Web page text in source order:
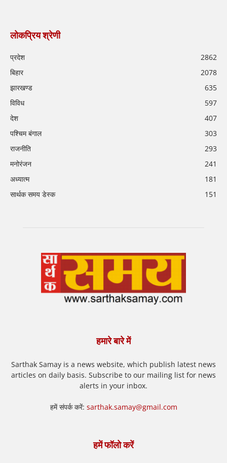
लोकप्रिय श्रेणी
प्रदेश
2862
बिहार
2078
झारखण्ड
635
विविध
597
देश
407
पश्चिम बंगाल
303
राजनीति
293
मनोरंजन
241
अध्यात्म
181
सार्थक समय डेस्क
151
हमारे बारे में
Sarthak Samay is a news website, which publish latest news
articles on daily basis. Subscribe to our mailing list for news
alerts in your inbox.
हमें संपर्क करें: sarthak.samay@gmail.com
हमें फॉलो करें